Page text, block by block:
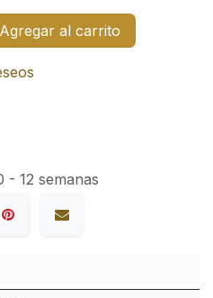
Agregar al carrito
- 12 semanas